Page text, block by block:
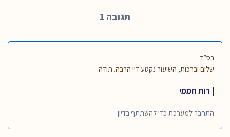
תגובה 1
רות חממי
בס”ד
שלום וברכות, השיעור נקטע דיי הרבה. תודה
התחבר למערכת כדי להשתתף בדיון